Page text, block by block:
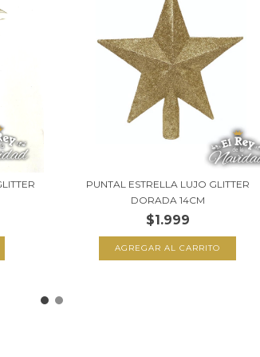
PUNTAL ESTRELLA LUJO GLITTER
DORADA 14CM
$1.999